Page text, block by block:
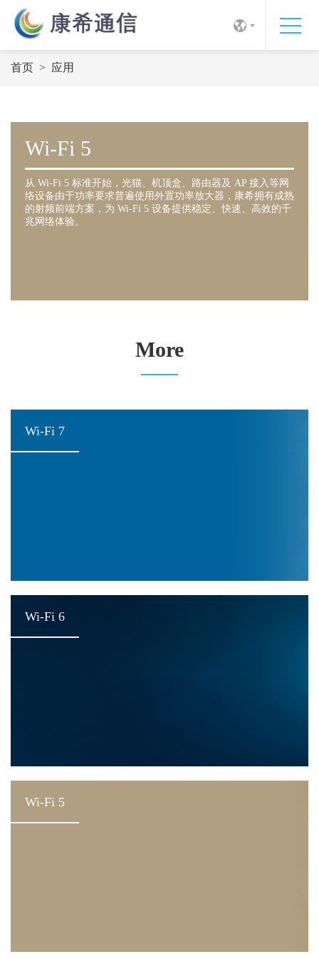
首页 > 应用
Wi-Fi 5
从 Wi-Fi 5 标准开始，光猫、机顶盒、路由器及 AP 接入等网
络设备由于功率要求普遍使用外置功率放大器，康希拥有成熟
的射频前端方案，为 Wi-Fi 5 设备提供稳定、快速、高效的千
兆网络体验。
More
Wi-Fi 7
Wi-Fi 6
Wi-Fi 5